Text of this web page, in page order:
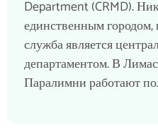
Department (CRMD).
единственным городом,
служба является
департаментом. В
Паралимни работают